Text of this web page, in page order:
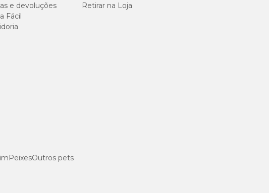
e devoluções
Fácil
Retirar na Loja
PeixesOutros pets